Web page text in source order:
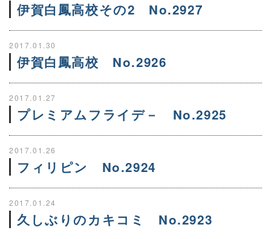
伊賀白鳳高校その2 No.2927
2017.01.30
伊賀白鳳高校 No.2926
2017.01.27
プレミアムフライデ－ No.2925
2017.01.26
フィリピン No.2924
2017.01.24
久しぶりのカキコミ No.2923